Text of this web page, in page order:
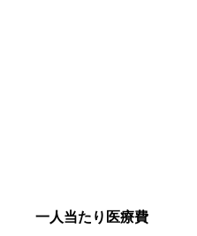
一人当たり医療費